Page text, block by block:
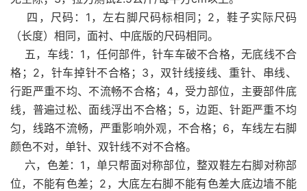
四，尺码：1，左右脚尺码标相同；2，鞋子实际尺码
（长度）相同，面衬、中底版的尺码相同。
五，车线：1，任何部件，针车车破不合格，无底线不合
格；2，针车掉针不合格；3，双针线接线、重针、串线、
行距严重不均、不流畅不合格；4，受力部位，主要部件底
线，普遍过松、面线浮出不合格；5，边距、针距严重不均
匀，线路不流畅，严重影响外观，不合格；6，车线左右脚
颜色不对，单针、双针线不对不合格。
六，色差：1，单只帮面对称部位，整双鞋左右脚对称部
位，不能有色差；2，大底左右脚不能有色差大底边墙不能